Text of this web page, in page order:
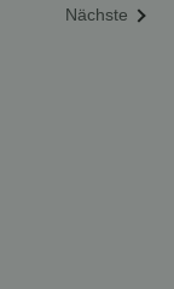
Nächste